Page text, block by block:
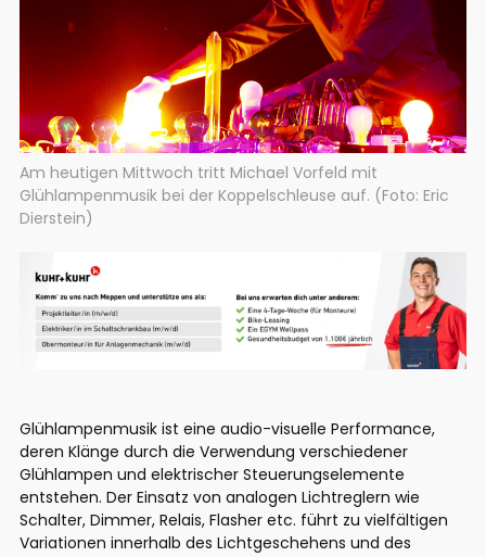
Am heutigen Mittwoch tritt Michael Vorfeld mit
Glühlampenmusik bei der Koppelschleuse auf. (Foto: Eric
Dierstein)
Glühlampenmusik ist eine audio-visuelle Performance,
deren Klänge durch die Verwendung verschiedener
Glühlampen und elektrischer Steuerungselemente
entstehen. Der Einsatz von analogen Lichtreglern wie
Schalter, Dimmer, Relais, Flasher etc. führt zu vielfältigen
Variationen innerhalb des Lichtgeschehens und des